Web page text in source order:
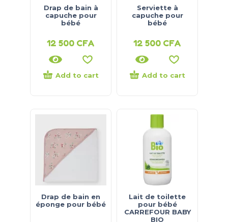
Drap de bain à
capuche pour
bébé
12 500 CFA
Add to cart
Serviette à
capuche pour
bébé
12 500 CFA
Add to cart
Drap de bain en
éponge pour bébé
Lait de toilette
pour bébé
CARREFOUR BABY
BIO